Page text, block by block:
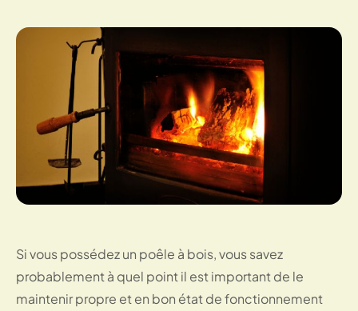
Si vous possédez un poêle à bois, vous savez
probablement à quel point il est important de le
maintenir propre et en bon état de fonctionnement